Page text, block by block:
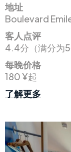
地址
Boulevard
客人点评
4.4分（满分为5
每晚价格
180 ¥起
了解更多